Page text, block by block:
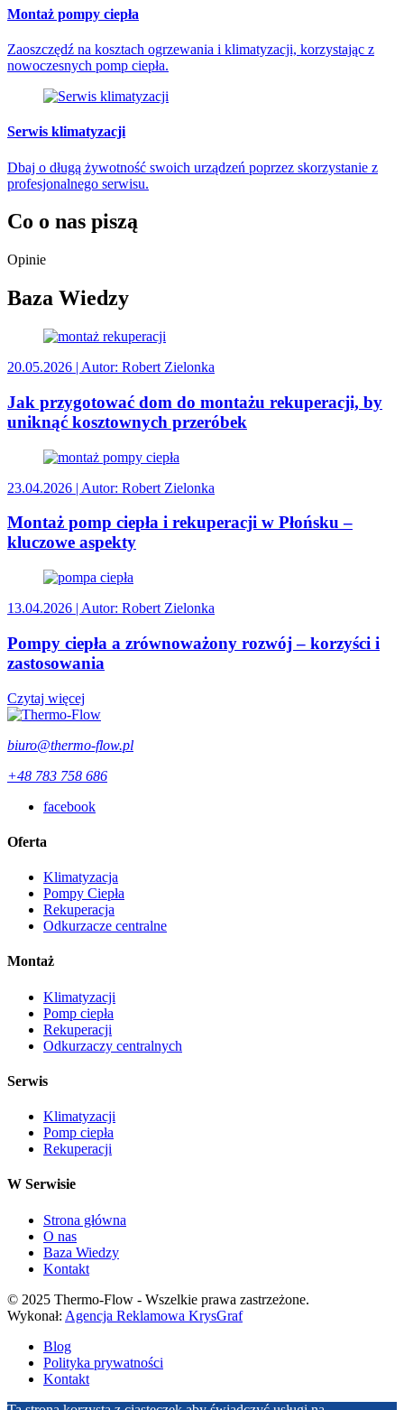
Montaż pompy ciepła
Zaoszczędź na kosztach ogrzewania i klimatyzacji, korzystając z
nowoczesnych pomp ciepła.
Serwis klimatyzacji
Dbaj o długą żywotność swoich urządzeń poprzez skorzystanie z
profesjonalnego serwisu.
Co o nas piszą
Opinie
Baza Wiedzy
20.05.2026 | Autor: Robert Zielonka
Jak przygotować dom do montażu rekuperacji, by
uniknąć kosztownych przeróbek
23.04.2026 | Autor: Robert Zielonka
Montaż pomp ciepła i rekuperacji w Płońsku –
kluczowe aspekty
13.04.2026 | Autor: Robert Zielonka
Pompy ciepła a zrównoważony rozwój – korzyści i
zastosowania
Czytaj więcej
biuro@thermo-flow.pl
+48 783 758 686
facebook
Oferta
Klimatyzacja
Pompy Ciepła
Rekuperacja
Odkurzacze centralne
Montaż
Klimatyzacji
Pomp ciepła
Rekuperacji
Odkurzaczy centralnych
Serwis
Klimatyzacji
Pomp ciepła
Rekuperacji
W Serwisie
Strona główna
O nas
Baza Wiedzy
Kontakt
© 2025 Thermo-Flow - Wszelkie prawa zastrzeżone.
Wykonał: Agencja Reklamowa KrysGraf
Blog
Polityka prywatności
Kontakt